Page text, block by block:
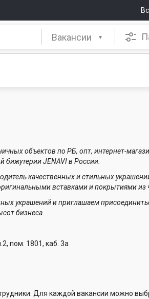
Вакансии
объектов по РБ, опт, интернет-
JENAVI в России.
качественных и стильных
вставками и покрытиями из
украшений и приглашаем
бизнеса.
пом. 1801, каб. 3а
Для каждой вакансии можно